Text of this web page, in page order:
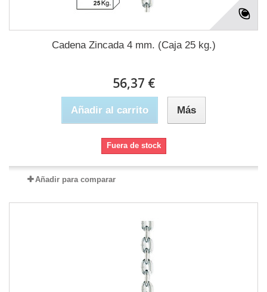
Cadena Zincada 4 mm. (Caja 25 kg.)
56,37 €
Añadir al carrito Más
Fuera de stock
Añadir para comparar